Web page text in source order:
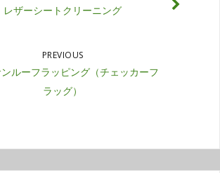
レザーシートクリーニング
PREVIOUS
ルーフラッピング（チェッカーフ
ラッグ）